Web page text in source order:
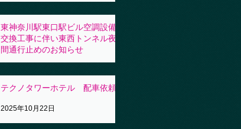
東神奈川駅東口駅ビル空調設備
交換工事に伴い東西トンネル夜
間通行止めのお知らせ
テクノタワーホテル 配車依頼
2025年10月22日